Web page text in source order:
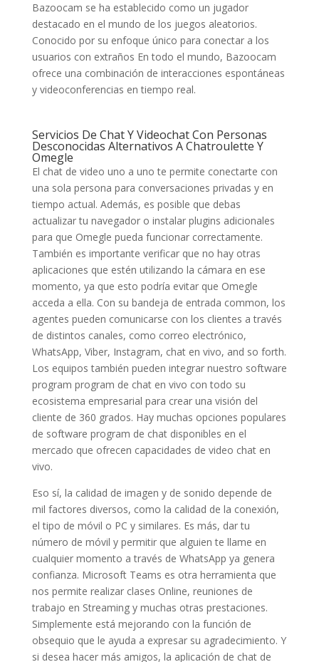
Bazoocam se ha establecido como un jugador
destacado en el mundo de los juegos aleatorios.
Conocido por su enfoque único para conectar a los
usuarios con extraños En todo el mundo, Bazoocam
ofrece una combinación de interacciones espontáneas
y videoconferencias en tiempo real.
Servicios De Chat Y Videochat Con Personas
Desconocidas Alternativos A Chatroulette Y
Omegle
El chat de video uno a uno te permite conectarte con
una sola persona para conversaciones privadas y en
tiempo actual. Además, es posible que debas
actualizar tu navegador o instalar plugins adicionales
para que Omegle pueda funcionar correctamente.
También es importante verificar que no hay otras
aplicaciones que estén utilizando la cámara en ese
momento, ya que esto podría evitar que Omegle
acceda a ella. Con su bandeja de entrada common, los
agentes pueden comunicarse con los clientes a través
de distintos canales, como correo electrónico,
WhatsApp, Viber, Instagram, chat en vivo, and so forth.
Los equipos también pueden integrar nuestro software
program program de chat en vivo con todo su
ecosistema empresarial para crear una visión del
cliente de 360 grados. Hay muchas opciones populares
de software program de chat disponibles en el
mercado que ofrecen capacidades de video chat en
vivo.
Eso sí, la calidad de imagen y de sonido depende de
mil factores diversos, como la calidad de la conexión,
el tipo de móvil o PC y similares. Es más, dar tu
número de móvil y permitir que alguien te llame en
cualquier momento a través de WhatsApp ya genera
confianza. Microsoft Teams es otra herramienta que
nos permite realizar clases Online, reuniones de
trabajo en Streaming y muchas otras prestaciones.
Simplemente está mejorando con la función de
obsequio que le ayuda a expresar su agradecimiento. Y
si desea hacer más amigos, la aplicación de chat de